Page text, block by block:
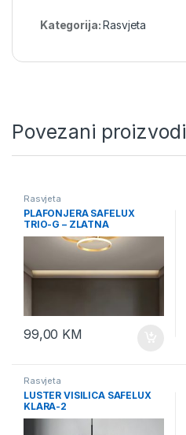
Kategorija:Rasvjeta
Povezani proizvodi
Rasvjeta
PLAFONJERA SAFELUX
TRIO-G – ZLATNA
99,00 KM
Rasvjeta
LUSTER VISILICA SAFELUX
KLARA-2